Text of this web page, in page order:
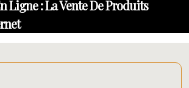
Ligne : La Vente De Produits